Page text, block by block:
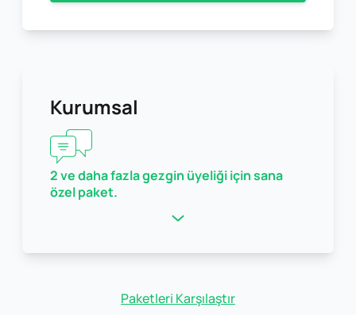
Kurumsal
2 ve daha fazla gezgin üyeliği için sana
özel paket.
Paketleri Karşılaştır